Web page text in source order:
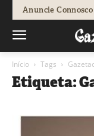
Anuncie Connosco
Início Tags
Etiqueta: